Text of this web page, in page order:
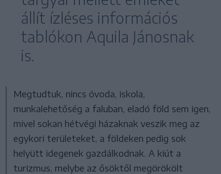
állít ízléses információs
tablókon Aquila Jánosnak
is.
Megtudtuk, nincs óvoda, iskola,
munkalehetőség a faluban, eladó föld sem igen,
mivel sokan hétvégi házaknak veszik meg az
egykori területeket, a földeken pedig sok
helyütt idegenek gazdálkodnak. A kiút a
turizmus, melybe az ősöktől megörökölt